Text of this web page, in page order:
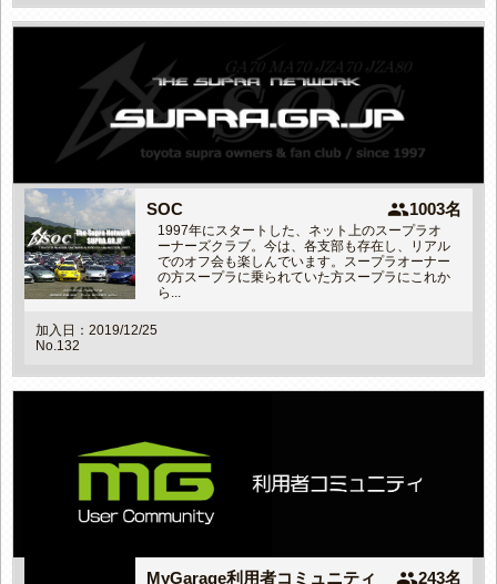
SOC people1003名
1997年にスタートした、ネット上のスープラオ
ーナーズクラブ。今は、各支部も存在し、リアル
でのオフ会も楽しんでいます。スープラオーナー
の方スープラに乗られていた方スープラにこれか
ら...
加入日：2019/12/25
No.132
MyGarage利用者コミュニティ people243名